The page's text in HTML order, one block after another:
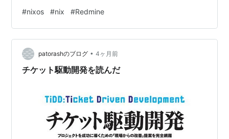
とは、NixでビルドしたLinuxディストリビューションで
す。 NixOSの特徴に注目し、朝日ネットのVNE開発チー
ムでは、こちらを開発環境として採用しました。1つのコ
マンドでセットアップを完了でき、全開発者が同一の環
境で開発を進められます。これにより、環境の差異が原
#nixos #nix #Redmine
patorashのブログ • 4ヶ月前
チケット駆動開発を読んだ